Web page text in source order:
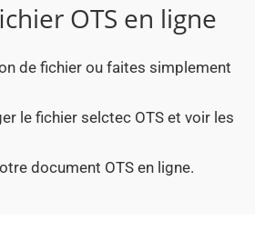
OTS en ligne
de fichier ou faites simplement
le fichier selctec OTS et voir les
document OTS en ligne.